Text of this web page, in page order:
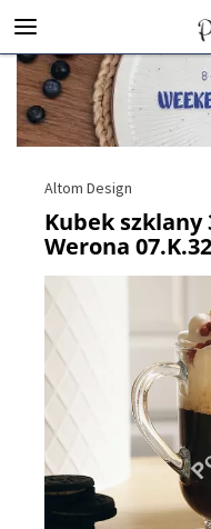
Altom Design
Kubek szklany
Werona